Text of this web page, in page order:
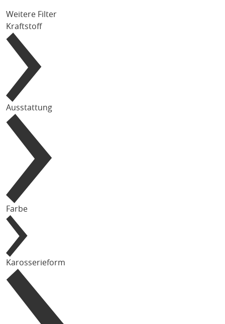
Weitere Filter
Kraftstoff
Ausstattung
Farbe
Karosserieform